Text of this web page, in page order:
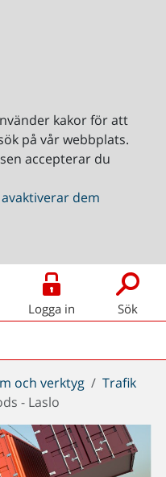
kakor för att
på vår webbplats.
accepterar du
dem
Logga in Sök
och verktyg
Trafik
- Laslo